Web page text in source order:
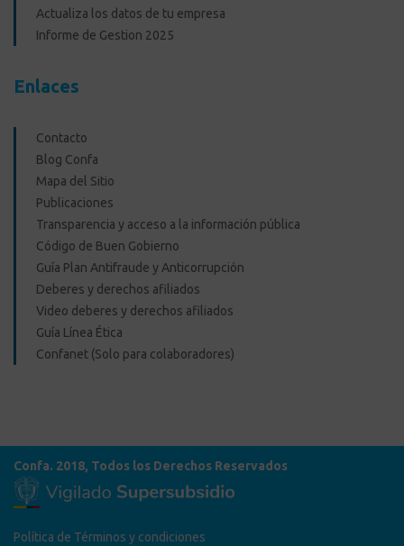
Actualiza los datos de tu empresa
Informe de Gestion 2025
Enlaces
Contacto
Blog Confa
Mapa del Sitio
Publicaciones
Transparencia y acceso a la información pública
Código de Buen Gobierno
Guía Plan Antifraude y Anticorrupción
Deberes y derechos afiliados
Video deberes y derechos afiliados
Guía Línea Ética
Confanet (Solo para colaboradores)
Confa. 2018, Todos los Derechos Reservados
Política de Términos y condiciones